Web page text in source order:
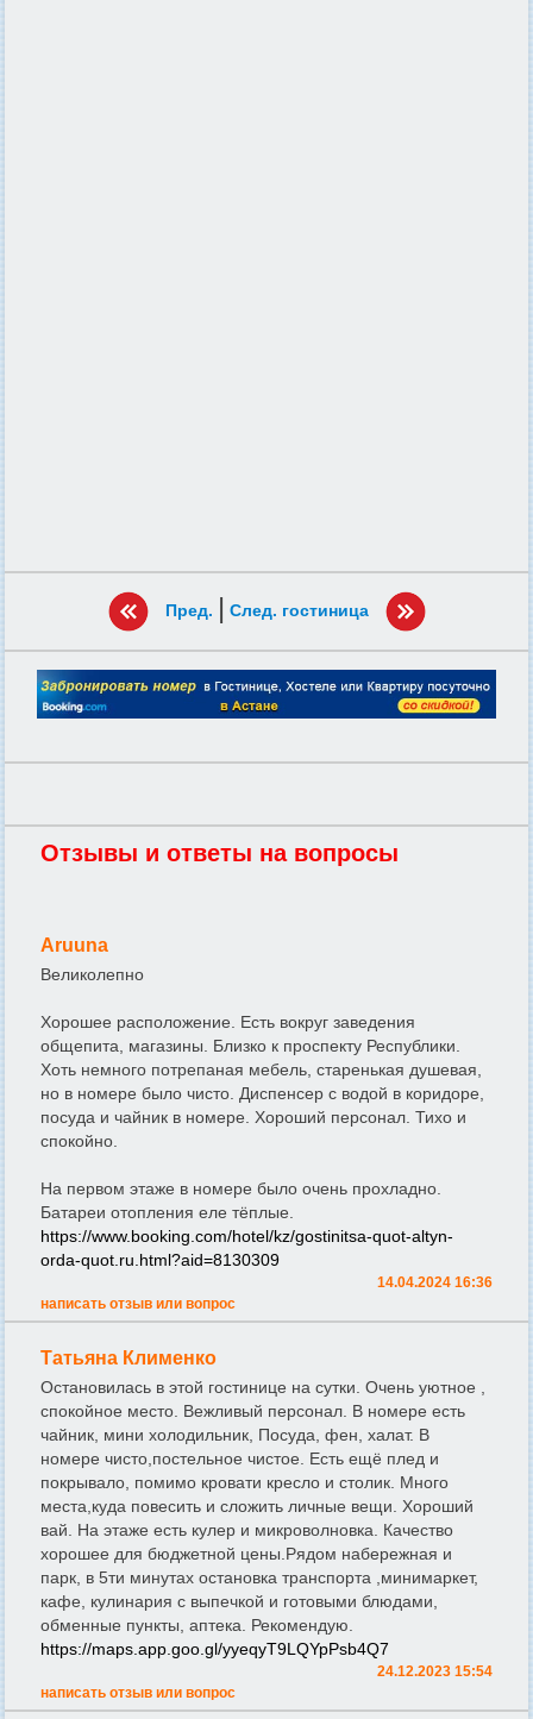
Пред. | След. гостиница
Отзывы и ответы на вопросы
Aruuna
Великолепно
Хорошее расположение. Есть вокруг заведения
общепита, магазины. Близко к проспекту Республики.
Хоть немного потрепаная мебель, старенькая душевая,
но в номере было чисто. Диспенсер с водой в коридоре,
посуда и чайник в номере. Хороший персонал. Тихо и
спокойно.
На первом этаже в номере было очень прохладно.
Батареи отопления еле тёплые.
https://www.booking.com/hotel/kz/gostinitsa-quot-altyn-
orda-quot.ru.html?aid=8130309
14.04.2024 16:36
написать отзыв или вопрос
Татьяна Клименко
Остановилась в этой гостинице на сутки. Очень уютное ,
спокойное место. Вежливый персонал. В номере есть
чайник, мини холодильник, Посуда, фен, халат. В
номере чисто,постельное чистое. Есть ещё плед и
покрывало, помимо кровати кресло и столик. Много
места,куда повесить и сложить личные вещи. Хороший
вай. На этаже есть кулер и микроволновка. Качество
хорошее для бюджетной цены.Рядом набережная и
парк, в 5ти минутах остановка транспорта ,минимаркет,
кафе, кулинария с выпечкой и готовыми блюдами,
обменные пункты, аптека. Рекомендую.
https://maps.app.goo.gl/yyeqyT9LQYpPsb4Q7
24.12.2023 15:54
написать отзыв или вопрос